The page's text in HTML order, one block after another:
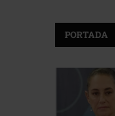
PORTADA